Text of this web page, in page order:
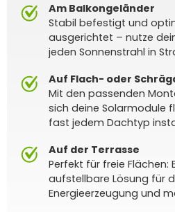
Am Balkongeländer
Stabil befestigt und
ausgerichtet – nutze
jeden Sonnenstrahl in
Auf Flach- oder
Mit den passenden
sich deine Solarmodule
fast jedem Dachtyp
Auf der Terrasse
Perfekt für freie Flächen:
aufstellbare Lösung für
Energieerzeugung und